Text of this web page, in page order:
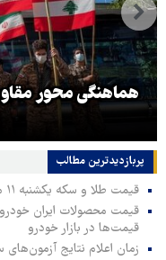
هماهنگی محور
پربازدیدترین‌ مطالب
قیمت طلا و سکه یکشنبه ۱۱ مرداد ۱۴۰۵/ ریزش سنگین سکه امامی
قیمت‌ها در بازار خودرو
زمان اعلام نتایج